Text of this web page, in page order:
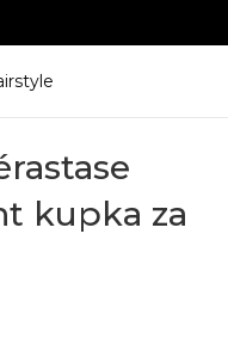
kupka za